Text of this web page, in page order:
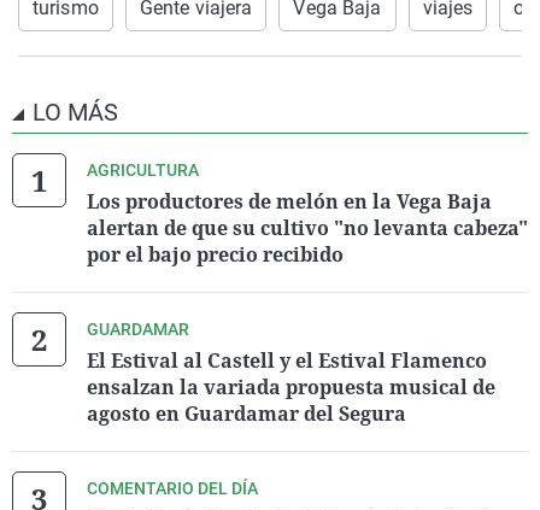
turismo Gente viajera Vega Baja viajes
LO MÁS
AGRICULTURA
Los productores de melón en la Vega Baja
alertan de que su cultivo "no levanta cabeza"
por el bajo precio recibido
GUARDAMAR
El Estival al Castell y el Estival Flamenco
ensalzan la variada propuesta musical de
agosto en Guardamar del Segura
COMENTARIO DEL DÍA